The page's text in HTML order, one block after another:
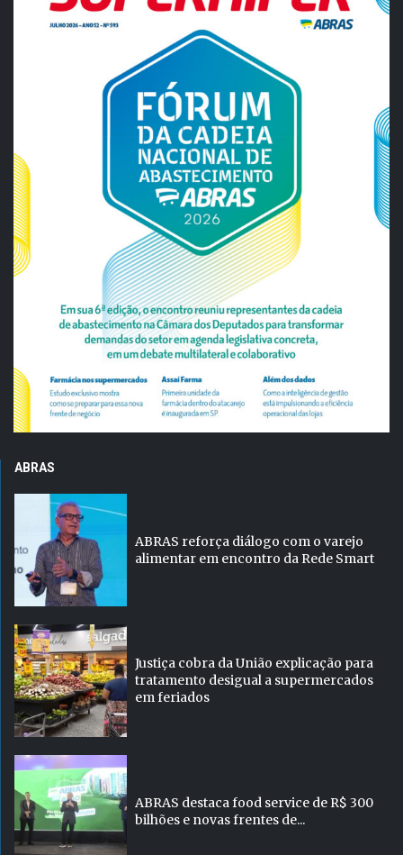
ABRAS
ABRAS reforça diálogo com o varejo
alimentar em encontro da Rede Smart
Justiça cobra da União explicação para
tratamento desigual a supermercados
em feriados
ABRAS destaca food service de R$ 300
bilhões e novas frentes de...